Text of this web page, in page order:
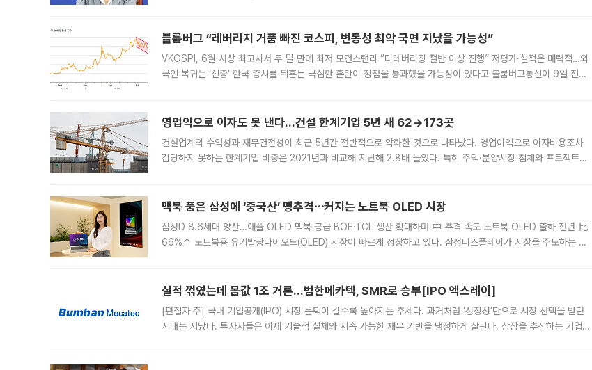
블룸버그 “레버리지 거품 빠진 코스피, 변동성 최악 국면 지났을 가능성”
VKOSPI, 6월 사상 최고치서 두 달 만에 최저 모건스탠리 “디레버리징 절반 이상 진행” 저평가·실적은 매력적…외
국인 복귀는 ‘신중’ 한국 증시를 뒤흔든 극심한 혼란이 정점을 통과했을 가능성이 있다고 블룸버그통신이 9일 진단
영업익으로 이자도 못 낸다…건설 한계기업 5년 새 62→173곳
건설업계의 수익성과 재무건전성이 최근 5년간 전반적으로 악화한 것으로 나타났다. 영업이익으로 이자비용조차
감당하지 못하는 한계기업 비중은 2021년과 비교해 지난해 2.8배 늘었다. 특히 주택·분양시장 침체와 프로젝트파
맥북 품은 삼성에 ‘중국산’ 맹추격⋯커지는 노트북 OLED 시장
삼성D 8.6세대 양산…애플 OLED 맥북 공급 BOE·TCL 생산 확대하며 中 추격 속도 노트북 OLED 출하 전년 比
66%↑ 노트북용 유기발광다이오드(OLED) 시장이 빠르게 성장하고 있다. 삼성디스플레이가 시장을 주도하는 가
실적 꺾였는데 몸값 1조 거론…범한메카텍, SMR로 승부[IPO 엑스레이]
[편집자 주] 국내 기업공개(IPO) 시장 문턱이 갈수록 높아지는 추세다. 과거처럼 ‘성장성’만으로 시장 선택을 받던
시대는 지났다. 투자자들은 이제 기술적 실체와 지속 가능한 재무 기반을 냉정하게 살핀다. 상장을 추진하는 기업들